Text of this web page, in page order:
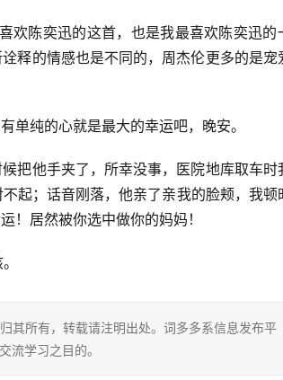
欢陈奕迅的这首，也是我最喜欢陈奕迅的
释的情感也是不同的，周杰伦更多的是宠
单纯的心就是最大的幸运吧，晚安。
把他手夹了，所幸没事，医院地库取车时
起；话音刚落，他亲了亲我的脸颊，我顿
！居然被你选中做你的妈妈！
其所有，转载请注明出处。词多多系信息发布平
流学习之目的。